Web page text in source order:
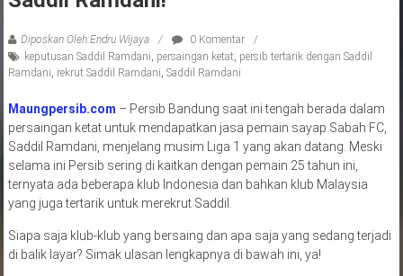
Diposkan Oleh:Endru Wijaya
0 Komentar
keputusan Saddil Ramdani persaingan ketat persib tertarik dengan Saddil
Ramdani rekrut Saddil Ramdani Saddil Ramdani
Maungpersib.com – Persib Bandung saat ini tengah berada dalam
persaingan ketat untuk mendapatkan jasa pemain sayap Sabah FC,
Saddil Ramdani, menjelang musim Liga 1 yang akan datang. Meski
selama ini Persib sering di kaitkan dengan pemain 25 tahun ini,
ternyata ada beberapa klub Indonesia dan bahkan klub Malaysia
yang juga tertarik untuk merekrut Saddil.
Siapa saja klub-klub yang bersaing dan apa saja yang sedang terjadi
di balik layar? Simak ulasan lengkapnya di bawah ini, ya!